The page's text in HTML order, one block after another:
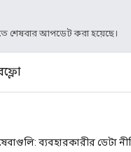
শেষবার আপডেট করা হয়েছে।
ব্যবহারকারীর ডেটা